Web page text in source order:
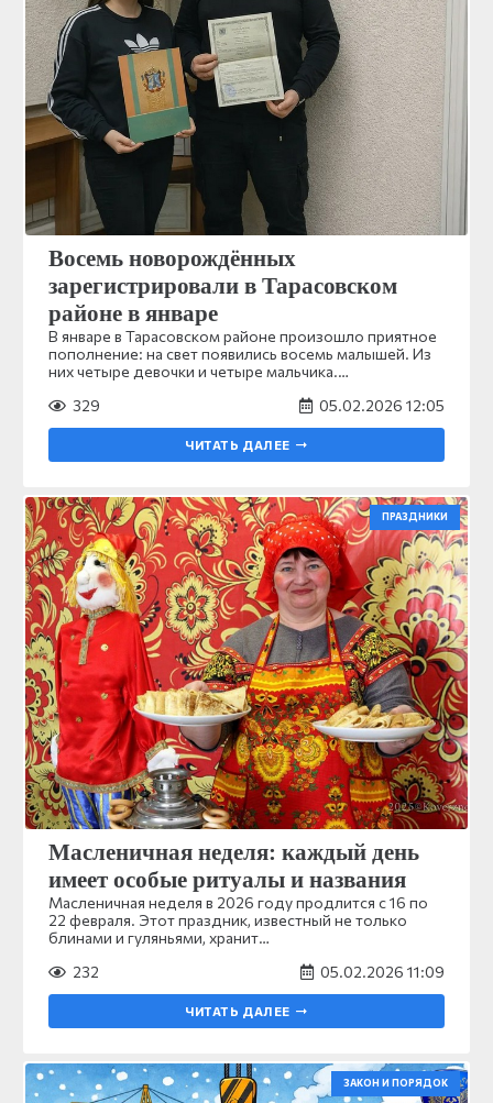
Восемь новорождённых
зарегистрировали в Тарасовском
районе в январе
В январе в Тарасовском районе произошло приятное
пополнение: на свет появились восемь малышей. Из
них четыре девочки и четыре мальчика.…
329
05.02.2026 12:05
ЧИТАТЬ ДАЛЕЕ
ПРАЗДНИКИ
Масленичная неделя: каждый день
имеет особые ритуалы и названия
Масленичная неделя в 2026 году продлится с 16 по
22 февраля. Этот праздник, известный не только
блинами и гуляньями, хранит…
232
05.02.2026 11:09
ЧИТАТЬ ДАЛЕЕ
ЗАКОН И ПОРЯДОК